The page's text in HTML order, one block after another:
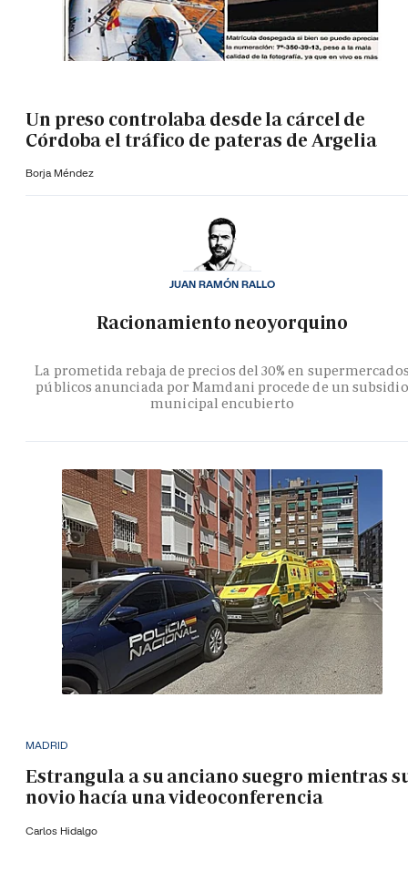
Un preso controlaba desde la cárcel de
Córdoba el tráfico de pateras de Argelia
Borja Méndez
Racionamiento neoyorquino
La prometida rebaja de precios del 30% en
públicos anunciada por Mamdani procede de un subsidio
municipal encubierto
JUAN RAMÓN RALLO
MADRID
Estrangula a su anciano suegro mientras
novio hacía una videoconferencia
Carlos Hidalgo